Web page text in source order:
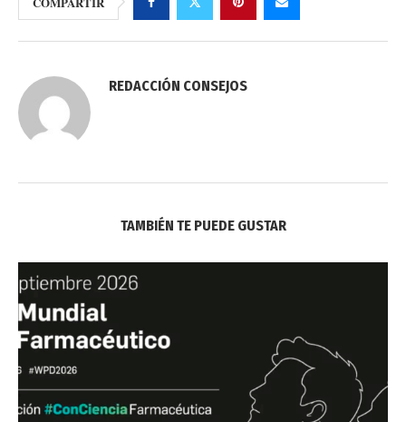
REDACCIÓN CONSEJOS
TAMBIÉN TE PUEDE GUSTAR